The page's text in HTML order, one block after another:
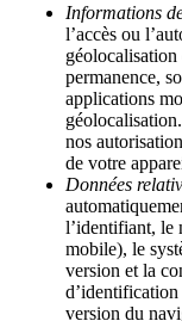
Informations
l’accès ou
permanence,
applications
nos
de votre
Données
l’identifiant, le
mobile), le
version et la
d’identification
version du